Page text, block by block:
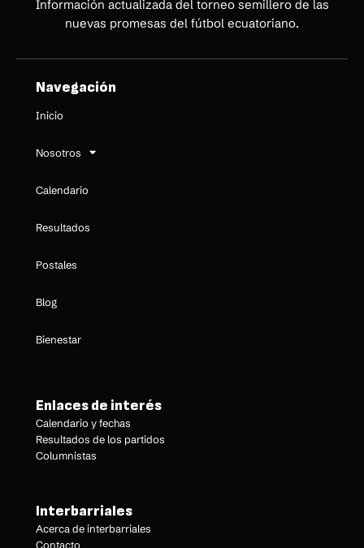
Información actualizada del torneo semillero de las
nuevas promesas del fútbol ecuatoriano.
Navegación
Inicio
Nosotros
Calendario
Resultados
Postales
Blog
Bienestar
Enlaces de interés
Calendario y fechas
Resultados de los partidos
Columnistas
Interbarriales
Acerca de interbarriales
Contacto